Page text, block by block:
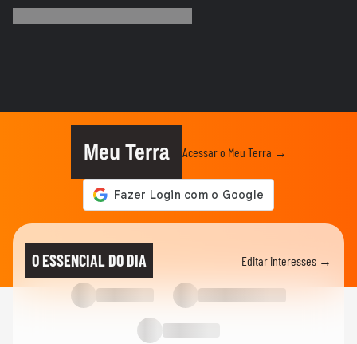
limite' ao sancionar lei...
Lula diz que liberdade de expressão 'tem
limite' ao sancionar lei...
Flávio Bolsonaro afirma que anúncio de
Gaspar como vice foi...
Tornado atinge cidade do RS pela
segunda semana seguida; veja
Meu Terra Acessar o Meu Terra →
O ESSENCIAL DO DIA Editar interesses →